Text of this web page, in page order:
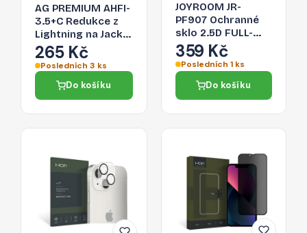
AG PREMIUM AHFI-
3.5+C Redukce z
Lightning na Jack
3,5/Lightning,
černá
265 Kč
Posledních 3 ks
Do košíku
JOYROOM JR-
PF907 Ochranné
sklo 2.5D FULL-
COVER 0.33mm
pro iPhone 13 Mini,
čiré
359 Kč
Posledních 1 ks
Do košíku